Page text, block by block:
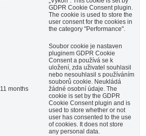
GDPR Cookie Consent plugin.
The cookie is used to store the
user consent for the cookies in
the category "Performance".
11 months
Soubor cookie je nastaven
pluginem GDPR Cookie
Consent a používá se k
uložení, zda uživatel souhlasil
nebo nesouhlasil s používáním
souborů cookie. Neukládá
žádné osobní údaje. The
cookie is set by the GDPR
Cookie Consent plugin and is
used to store whether or not
user has consented to the use
of cookies. It does not store
any personal data.